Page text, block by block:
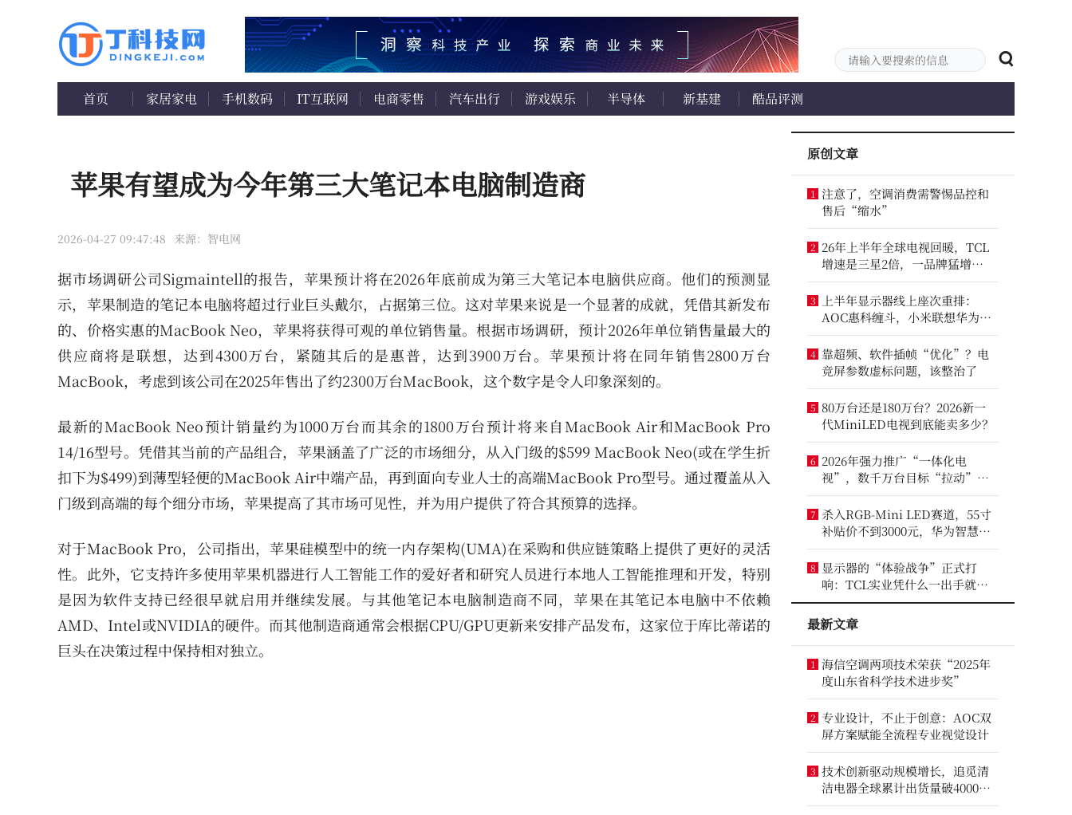
首页 家居家电 手机数码 IT互联网 电商零售 汽车出行 游戏娱乐 半导体 新基建 酷品评测
苹果有望成为今年第三大笔记本电脑制造商
2026-04-27 09:47:48 来源：智电网
据市场调研公司Sigmaintell的报告，苹果预计将在2026年底前成为第三大笔记本电脑供应商。他们的预测显
示，苹果制造的笔记本电脑将超过行业巨头戴尔，占据第三位。这对苹果来说是一个显著的成就，凭借其新发布
的、价格实惠的MacBook Neo，苹果将获得可观的单位销售量。根据市场调研，预计2026年单位销售量最大的
供应商将是联想，达到4300万台，紧随其后的是惠普，达到3900万台。苹果预计将在同年销售2800万台
MacBook，考虑到该公司在2025年售出了约2300万台MacBook，这个数字是令人印象深刻的。
最新的MacBook Neo预计销量约为1000万台而其余的1800万台预计将来自MacBook Air和MacBook Pro
14/16型号。凭借其当前的产品组合，苹果涵盖了广泛的市场细分，从入门级的$599 MacBook Neo(或在学生折
扣下为$499)到薄型轻便的MacBook Air中端产品，再到面向专业人士的高端MacBook Pro型号。通过覆盖从入
门级到高端的每个细分市场，苹果提高了其市场可见性，并为用户提供了符合其预算的选择。
对于MacBook Pro，公司指出，苹果硅模型中的统一内存架构(UMA)在采购和供应链策略上提供了更好的灵活
性。此外，它支持许多使用苹果机器进行人工智能工作的爱好者和研究人员进行本地人工智能推理和开发，特别
是因为软件支持已经很早就启用并继续发展。与其他笔记本电脑制造商不同，苹果在其笔记本电脑中不依赖
AMD、Intel或NVIDIA的硬件。而其他制造商通常会根据CPU/GPU更新来安排产品发布，这家位于库比蒂诺的
巨头在决策过程中保持相对独立。
原创文章
1 注意了，空调消费需警惕品控和
售后“缩水”
2 26年上半年全球电视回暖，TCL
增速是三星2倍，一品牌猛增
14.8%
3
上半年显示器线上座次重排：
AOC惠科缠斗，小米联想华为进
前八
4 靠超频、软件插帧“优化”？电
竞屏参数虚标问题，该整治了
5 80万台还是180万台？2026新一
代MiniLED电视到底能卖多少？
6 2026年强力推广“一体化电
视”，数千万台目标“拉动”彩
电业？
7 杀入RGB-Mini LED赛道，55寸
补贴价不到3000元，华为智慧屏
要“走量”？
8 显示器的“体验战争”正式打
响：TCL实业凭什么一出手就定
义了三条赛道？
最新文章
1 海信空调两项技术荣获“2025年
度山东省科学技术进步奖”
2 专业设计，不止于创意：AOC双
屏方案赋能全流程专业视觉设计
3 技术创新驱动规模增长，追觅清
洁电器全球累计出货量破4000万
台